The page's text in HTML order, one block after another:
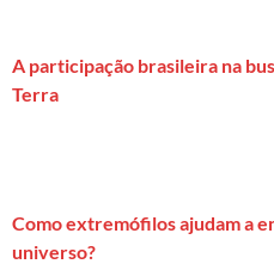
A participação brasileira na
Terra
Como extremófilos ajudam a
universo?